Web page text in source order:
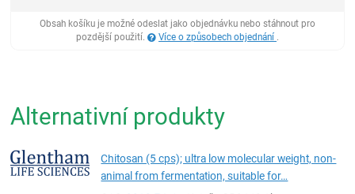
Obsah košíku je možné odeslat jako objednávku nebo stáhnout pro
pozdější použití.
Více o způsobech objednání .
Alternativní produkty
Chitosan (5 cps); ultra low molecular weight, non-
animal from fermentation, suitable for…